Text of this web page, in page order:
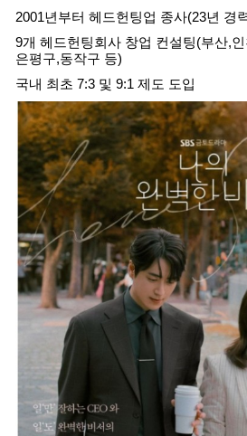
2001년부터 헤드헌팅업 종사(23년 경
9개 헤드헌팅회사 창업 컨설팅(부산,
은평구,동작구 등)
국내 최초 7:3 및 9:1 제도 도입